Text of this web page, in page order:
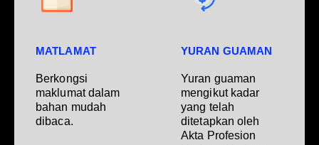
MATLAMAT
Berkongsi
maklumat dalam
bahan mudah
dibaca.
YURAN GUAMAN
Yuran guaman
mengikut kadar
yang telah
ditetapkan oleh
Akta Profesion